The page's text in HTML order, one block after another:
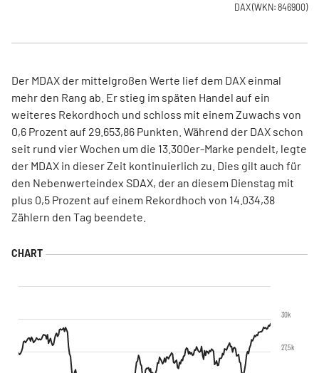
DAX(WKN: 846900)
Der MDAX der mittelgroßen Werte lief dem DAX einmal
mehr den Rang ab. Er stieg im späten Handel auf ein
weiteres Rekordhoch und schloss mit einem Zuwachs von
0,6 Prozent auf 29.653,86 Punkten. Während der DAX schon
seit rund vier Wochen um die 13.300er-Marke pendelt, legte
der MDAX in dieser Zeit kontinuierlich zu. Dies gilt auch für
den Nebenwerteindex SDAX, der an diesem Dienstag mit
plus 0,5 Prozent auf einem Rekordhoch von 14.034,38
Zählern den Tag beendete.
27,5k
30k